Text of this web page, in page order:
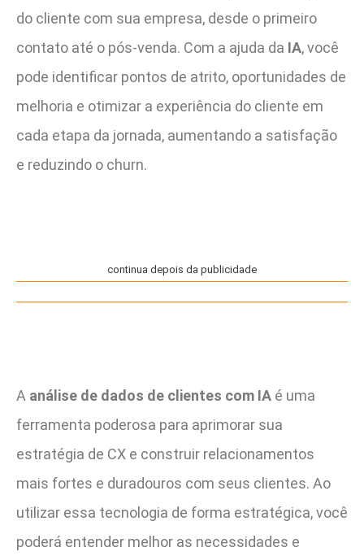
do cliente com sua empresa, desde o primeiro
contato até o pós-venda. Com a ajuda da IA, você
pode identificar pontos de atrito, oportunidades de
melhoria e otimizar a experiência do cliente em
cada etapa da jornada, aumentando a satisfação
e reduzindo o churn.
continua depois da publicidade
A análise de dados de clientes com IA é uma
ferramenta poderosa para aprimorar sua
estratégia de CX e construir relacionamentos
mais fortes e duradouros com seus clientes. Ao
utilizar essa tecnologia de forma estratégica, você
poderá entender melhor as necessidades e